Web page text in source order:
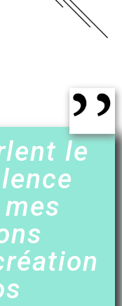
le